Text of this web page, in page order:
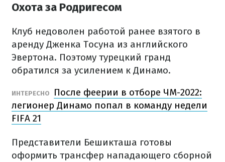
Охота за Родригесом
Клуб недоволен работой ранее взятого в
аренду Дженка Тосуна из английского
Эвертона. Поэтому турецкий гранд
обратился за усилением к Динамо.
ИНТЕРЕСНО
После феерии в отборе ЧМ-2022:
легионер Динамо попал в команду недели
FIFA 21
Представители Бешикташа готовы
оформить трансфер нападающего сборной